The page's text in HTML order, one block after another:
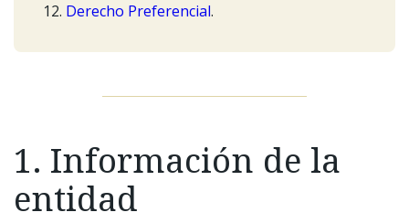
12. Derecho Preferencial.
1. Información de la
entidad